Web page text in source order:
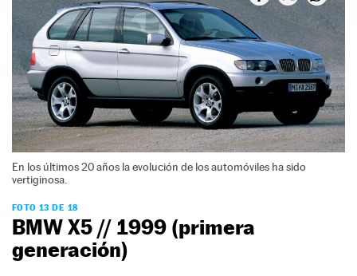
En los últimos 20 años la evolución de los automóviles ha sido
vertiginosa.
FOTO 13 DE 18
BMW X5 // 1999 (primera
generación)